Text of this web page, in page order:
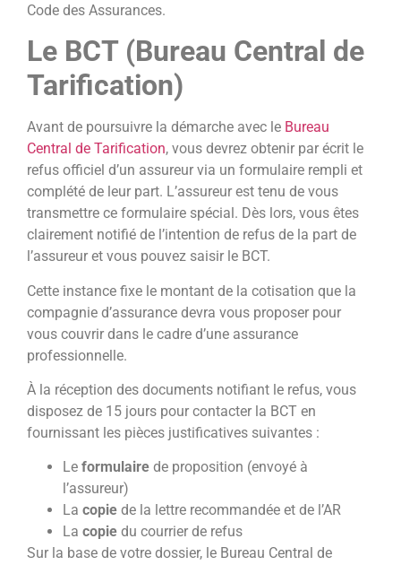
Code des Assurances.
Le BCT (Bureau Central de
Tarification)
Avant de poursuivre la démarche avec le Bureau
Central de Tarification, vous devrez obtenir par écrit le
refus officiel d’un assureur via un formulaire rempli et
complété de leur part. L’assureur est tenu de vous
transmettre ce formulaire spécial. Dès lors, vous êtes
clairement notifié de l’intention de refus de la part de
l’assureur et vous pouvez saisir le BCT.
Cette instance fixe le montant de la cotisation que la
compagnie d’assurance devra vous proposer pour
vous couvrir dans le cadre d’une assurance
professionnelle.
À la réception des documents notifiant le refus, vous
disposez de 15 jours pour contacter la BCT en
fournissant les pièces justificatives suivantes :
Le formulaire de proposition (envoyé à
l’assureur)
La copie de la lettre recommandée et de l’AR
La copie du courrier de refus
Sur la base de votre dossier, le Bureau Central de